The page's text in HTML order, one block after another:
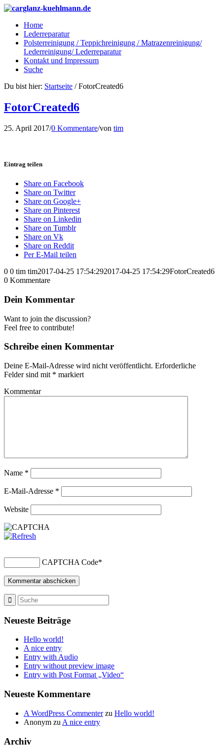
Home
Lederreparatur
Polsterreinigung / Teppichreinigung / Matrazenreinigung/
Lederreinigung/ Lederreparatur
Kontakt und Impressum
Suche
Du bist hier: Startseite / FotorCreated6
FotorCreated6
25. April 2017/0 Kommentare/von tim
Eintrag teilen
Share on Facebook
Share on Twitter
Share on Google+
Share on Pinterest
Share on Linkedin
Share on Tumblr
Share on Vk
Share on Reddit
Per E-Mail teilen
0 0 tim tim2017-04-25 17:54:292017-04-25 17:54:29FotorCreated6
0 Kommentare
Dein Kommentar
Want to join the discussion?
Feel free to contribute!
Schreibe einen Kommentar
Deine E-Mail-Adresse wird nicht veröffentlicht. Erforderliche
Felder sind mit * markiert
Kommentar
Name *
E-Mail-Adresse *
Website
CAPTCHA Code*
Neueste Beiträge
Hello world!
A nice entry
Entry with Audio
Entry without preview image
Entry with Post Format „Video“
Neueste Kommentare
A WordPress Commenterzu Hello world!
Anonym zu A nice entry
Archiv